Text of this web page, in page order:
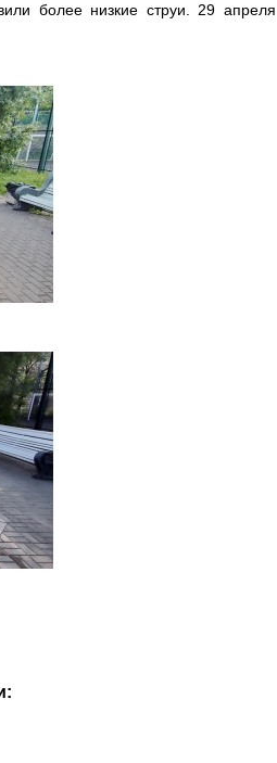
более низкие струи. 29 апреля